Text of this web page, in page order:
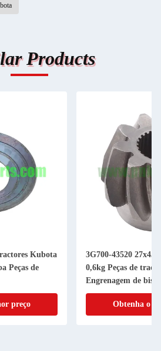
Products
Kubota
Peças de
preço
3G700-43520
0,6kg Peças de
Engrenagem de bisel
máquinas agrícolas
Obtenha o